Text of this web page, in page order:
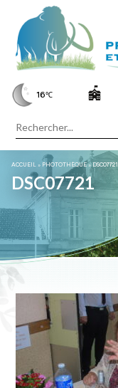
16℃
ACCUEIL » PHOTOTHÈQUE»DSC07721
DSC07721